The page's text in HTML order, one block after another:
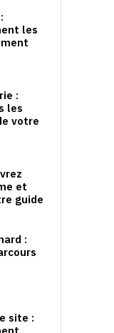
les
:
les
votre
et
guide
:
site :